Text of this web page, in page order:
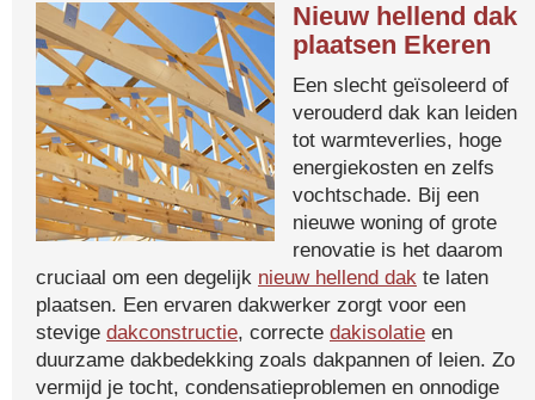
Nieuw hellend dak
plaatsen Ekeren
Een slecht geïsoleerd of
verouderd dak kan leiden
tot warmteverlies, hoge
energiekosten en zelfs
vochtschade. Bij een
nieuwe woning of grote
renovatie is het daarom
cruciaal om een degelijk nieuw hellend dak te laten
plaatsen. Een ervaren dakwerker zorgt voor een
stevige dakconstructie, correcte dakisolatie en
duurzame dakbedekking zoals dakpannen of leien. Zo
vermijd je tocht, condensatieproblemen en onnodige